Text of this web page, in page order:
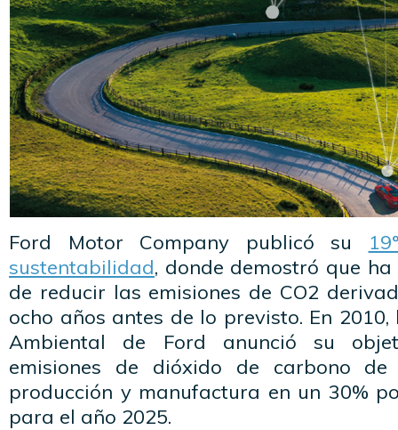
Ford Motor Company publicó su
sustentabilidad, donde demostró que
de reducir las emisiones de CO2
ocho años antes de lo previsto. En
Ambiental de Ford anunció su
emisiones de dióxido de carbono
producción y manufactura en un 30%
para el año 2025.